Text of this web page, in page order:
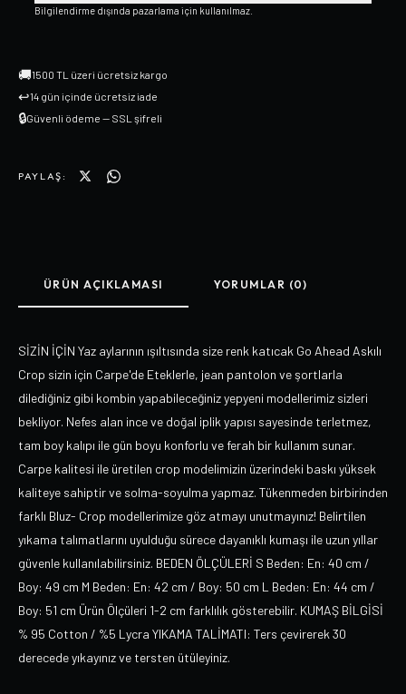
Bilgilendirme dışında pazarlama için kullanılmaz.
🚚1500 TL üzeri ücretsiz kargo
↩14 gün içinde ücretsiz iade
🔒Güvenli ödeme — SSL şifreli
PAYLAŞ:
ÜRÜN AÇIKLAMASI YORUMLAR (0)
SİZİN İÇİN Yaz aylarının ışıltısında size renk katıcak Go Ahead Askılı
Crop sizin için Carpe'de Eteklerle, jean pantolon ve şortlarla
dilediğiniz gibi kombin yapabileceğiniz yepyeni modellerimiz sizleri
bekliyor. Nefes alan ince ve doğal iplik yapısı sayesinde terletmez,
tam boy kalıpı ile gün boyu konforlu ve ferah bir kullanım sunar.
Carpe kalitesi ile üretilen crop modelimizin üzerindeki baskı yüksek
kaliteye sahiptir ve solma-soyulma yapmaz. Tükenmeden birbirinden
farklı Bluz- Crop modellerimize göz atmayı unutmayınız! Belirtilen
yıkama talımatlarını uyulduğu sürece dayanıklı kumaşı ile uzun yıllar
güvenle kullanılabilirsiniz. BEDEN ÖLÇÜLERİ S Beden: En: 40 cm /
Boy: 49 cm M Beden: En: 42 cm / Boy: 50 cm L Beden: En: 44 cm /
Boy: 51 cm Ürün Ölçüleri 1-2 cm farklılık gösterebilir. KUMAŞ BİLGİSİ
% 95 Cotton / %5 Lycra YIKAMA TALİMATI: Ters çevirerek 30
derecede yıkayınız ve tersten ütüleyiniz.